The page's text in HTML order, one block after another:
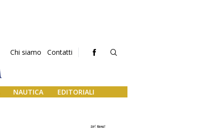
Chi siamo Contatti
NAUTICA EDITORIALI